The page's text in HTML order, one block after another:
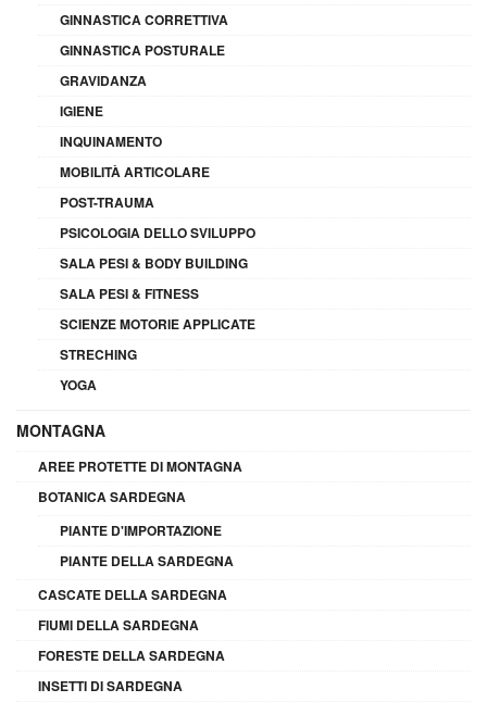
GINNASTICA CORRETTIVA
GINNASTICA POSTURALE
GRAVIDANZA
IGIENE
INQUINAMENTO
MOBILITÀ ARTICOLARE
POST-TRAUMA
PSICOLOGIA DELLO SVILUPPO
SALA PESI & BODY BUILDING
SALA PESI & FITNESS
SCIENZE MOTORIE APPLICATE
STRECHING
YOGA
MONTAGNA
AREE PROTETTE DI MONTAGNA
BOTANICA SARDEGNA
PIANTE D'IMPORTAZIONE
PIANTE DELLA SARDEGNA
CASCATE DELLA SARDEGNA
FIUMI DELLA SARDEGNA
FORESTE DELLA SARDEGNA
INSETTI DI SARDEGNA